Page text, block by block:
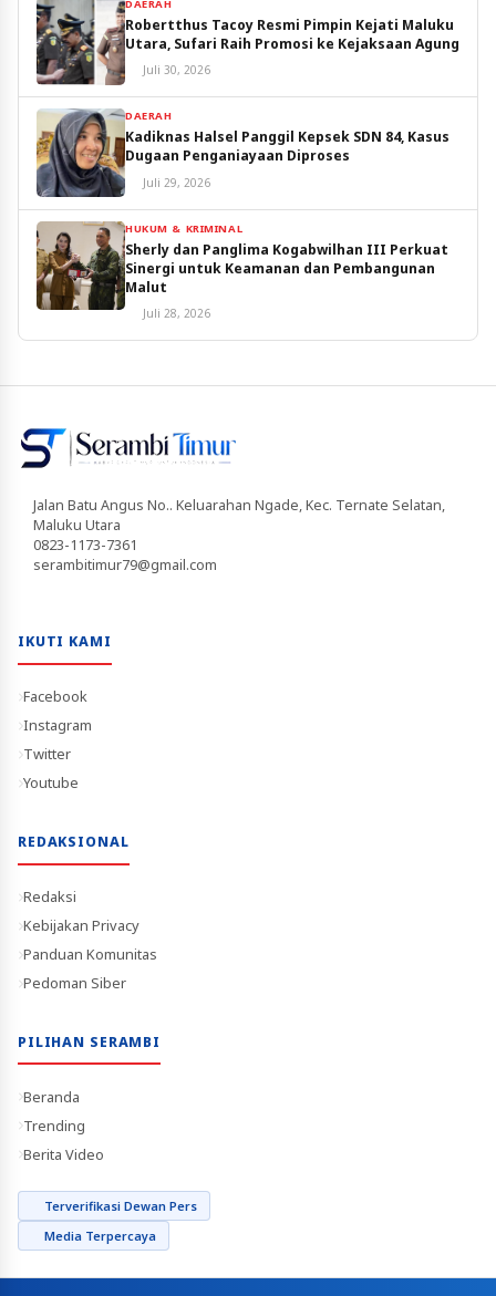
DAERAH
Robertthus Tacoy Resmi Pimpin Kejati Maluku
Utara, Sufari Raih Promosi ke Kejaksaan Agung
Juli 30, 2026
DAERAH
Kadiknas Halsel Panggil Kepsek SDN 84, Kasus
Dugaan Penganiayaan Diproses
Juli 29, 2026
HUKUM & KRIMINAL
Sherly dan Panglima Kogabwilhan III Perkuat
Sinergi untuk Keamanan dan Pembangunan
Malut
Juli 28, 2026
Jalan Batu Angus No.. Keluarahan Ngade, Kec. Ternate Selatan,
Maluku Utara
0823-1173-7361
serambitimur79@gmail.com
IKUTI KAMI
Facebook
Instagram
Twitter
Youtube
REDAKSIONAL
Redaksi
Kebijakan Privacy
Panduan Komunitas
Pedoman Siber
PILIHAN SERAMBI
Beranda
Trending
Berita Video
Terverifikasi Dewan Pers
Media Terpercaya